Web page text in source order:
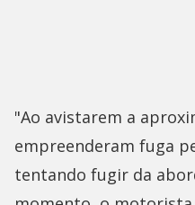
"Ao avistarem a
empreenderam fuga
tentando fugir da